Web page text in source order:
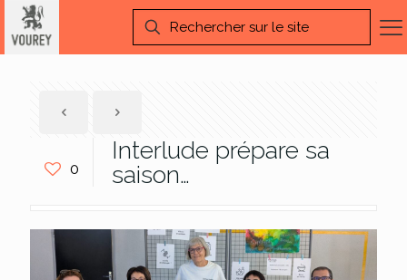
0
Interlude prépare sa
saison…